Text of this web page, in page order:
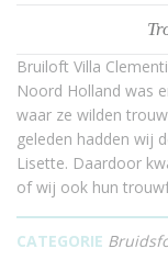
Bruiloft Villa
Noord Holland was
waar ze wilden
geleden hadden wij
Lisette. Daardoor
of wij ook hun
CATEGORIE